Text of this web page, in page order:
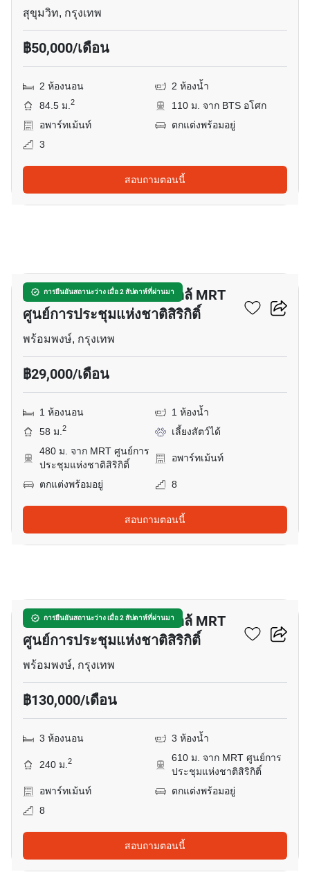
สุขุมวิท, กรุงเทพ
฿50,000/เดือน
2 ห้องนอน
2 ห้องน้ำ
84.5 ม.2
110 ม. จาก BTS อโศก
อพาร์ทเม้นท์
ตกแต่งพร้อมอยู่
3
สอบถามตอนนี้
การยืนยันสถานะว่าง เมื่อ 2 สัปดาห์ที่ผ่านมา
อพาร์ทเมนต์ 1-ห้องนอน ใกล้ MRT
ศูนย์การประชุมแห่งชาติสิริกิติ์
พร้อมพงษ์, กรุงเทพ
฿29,000/เดือน
1 ห้องนอน
1 ห้องน้ำ
58 ม.2
เลี้ยงสัตว์ได้
480 ม. จาก MRT ศูนย์การ
ประชุมแห่งชาติสิริกิติ์
อพาร์ทเม้นท์
ตกแต่งพร้อมอยู่ 8
สอบถามตอนนี้
การยืนยันสถานะว่าง เมื่อ 2 สัปดาห์ที่ผ่านมา
อพาร์ทเมนต์ 3-ห้องนอน ใกล้ MRT
ศูนย์การประชุมแห่งชาติสิริกิติ์
พร้อมพงษ์, กรุงเทพ
฿130,000/เดือน
3 ห้องนอน 3 ห้องน้ำ
240 ม.2
610 ม. จาก MRT ศูนย์การ
ประชุมแห่งชาติสิริกิติ์
อพาร์ทเม้นท์
ตกแต่งพร้อมอยู่
8
สอบถามตอนนี้